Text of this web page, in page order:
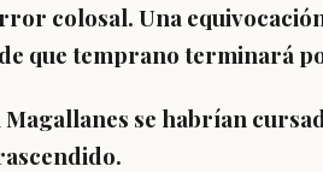
colosal. Una
que temprano terminará
se habrían